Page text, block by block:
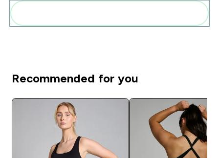
Recommended for you